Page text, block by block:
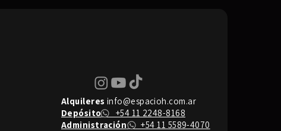
Alquileres info@espacioh.com.ar
Depósito+54 11 2248-8168
Administración+54 11 5589-4070